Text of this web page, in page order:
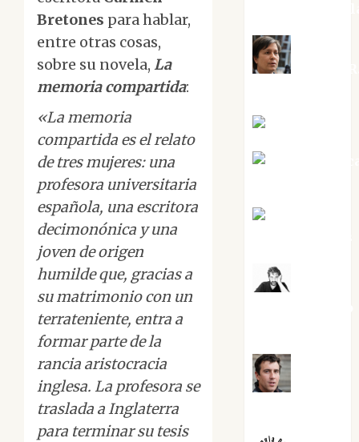
Bretones para hablar,
entre otras cosas,
sobre su novela, La
memoria compartida:
«La memoria
compartida es el relato
de tres mujeres: una
profesora universitaria
española, una escritora
decimonónica y una
joven de origen
humilde que, gracias a
su matrimonio con un
terrateniente, entra a
formar parte de la
rancia aristocracia
inglesa. La profesora se
traslada a Inglaterra
para terminar su tesis